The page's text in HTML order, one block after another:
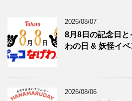
2026/08/07
8月8日の記念日
わの日 & 妖怪イベ
2026/08/06